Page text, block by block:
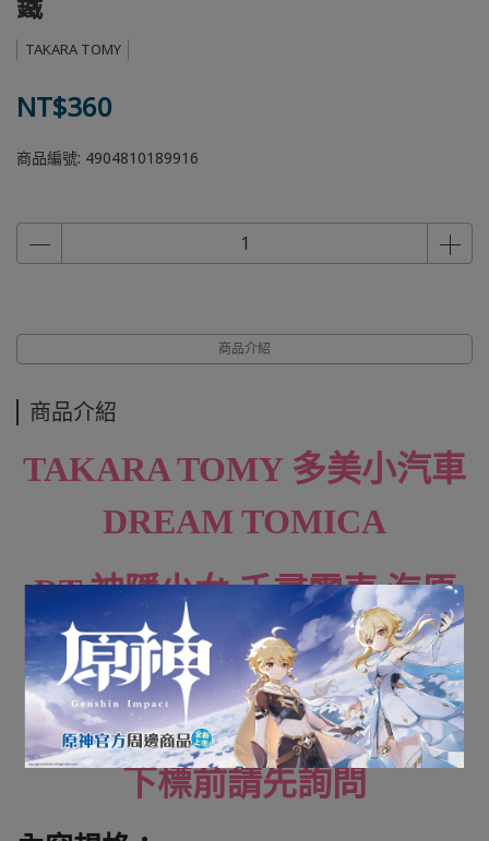
TAKARA TOMY
NT$360
商品編號: 4904810189916
商品介紹
商品介紹
TAKARA TOMY 多美小汽車
DREAM TOMICA
DT 神隱少女 千尋電車 海原
電鐵
全新未拆封
下標前請先詢問